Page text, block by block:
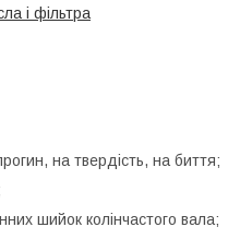
і фільтра
на твердість, на биття;
шийок колінчастого вала;